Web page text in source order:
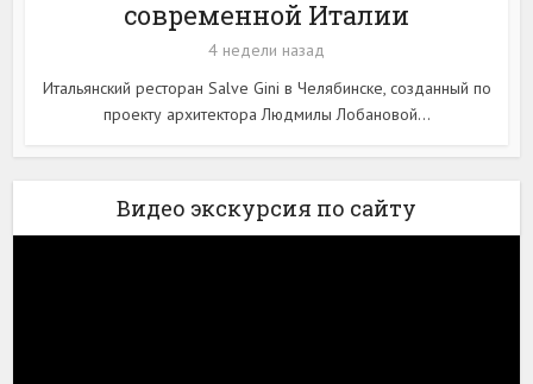
современной Италии
4 недели назад
Итальянский ресторан Salve Gini в Челябинске, созданный по
проекту архитектора Людмилы Лобановой...
Видео экскурсия по сайту